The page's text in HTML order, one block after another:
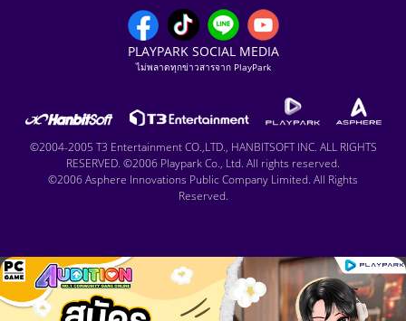
PLAYPARK SOCIAL MEDIA
ไม่พลาดทุกข่าวสารจาก PlayPark
©2004-2005 T3 Entertainment CO.,LTD., HANBITSOFT INC. ALL RIGHTS
RESERVED. ©2006 Playpark Co., Ltd. All rights reserved.
©2006 Asphere Innovations Public Company Limited. All Rights
Reserved.